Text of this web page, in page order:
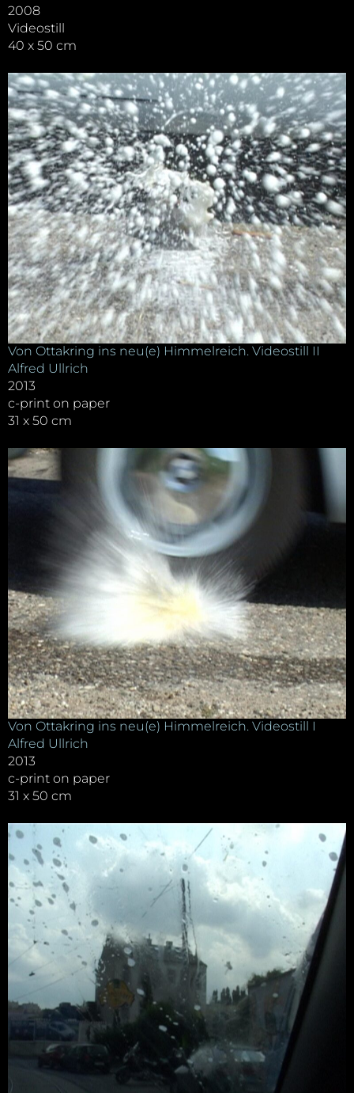
2008
Videostill
40 x 50 cm
Von Ottakring ins neu(e) Himmelreich. Videostill II
Alfred Ullrich
2013
c-print on paper
31 x 50 cm
Von Ottakring ins neu(e) Himmelreich. Videostill I
Alfred Ullrich
2013
c-print on paper
31 x 50 cm